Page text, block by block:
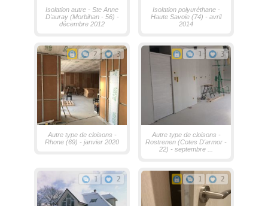
Isolation autre - Ste Anne
D'auray (Morbihan - 56) -
décembre 2012
Isolation polyuréthane -
Haute Savoie (74) - avril
2014
2 3
Autre type de cloisons -
Rhone (69) - janvier 2020
1 3
Autre type de cloisons -
Rostrenen (Cotes D'armor -
22) - septembre ...
1 2 1 2